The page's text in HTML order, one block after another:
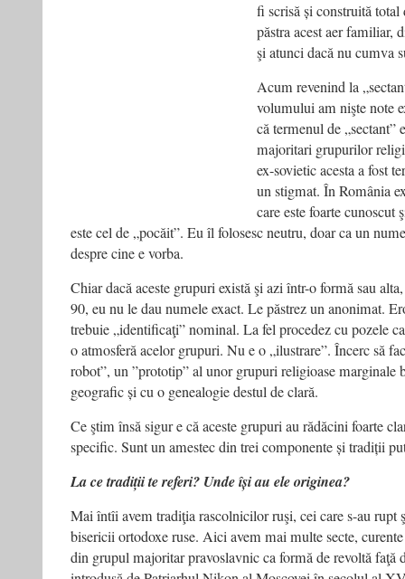
fi scrisă și construită
păstra acest aer familiar,
şi atunci dacă nu cumva
Acum revenind la
volumului am nişte note
că termenul de „sectant”
majoritari grupurilor
ex-sovietic acesta a fost
un stigmat. În România
care este foarte cunoscut
este cel de „pocăit”. Eu îl folosesc neutru, doar ca un
despre cine e vorba.
Chiar dacă aceste grupuri există şi azi într-o formă sau
90, eu nu le dau numele exact. Le păstrez un anonimat.
trebuie „identificaţi” nominal. La fel procedez cu pozele
o atmosferă acelor grupuri. Nu e o „ilustrare”. Încerc să
robot”, un ”prototip” al unor grupuri religioase marginale
geografic și cu o genealogie destul de clară.
Ce ştim însă sigur e că aceste grupuri au rădăcini foarte
specific. Sunt un amestec din trei componente și tradiții
La ce tradiții te referi? Unde își au ele originea?
Mai întîi avem tradiţia rascolnicilor ruşi, cei care s-au rupt
bisericii ortodoxe ruse. Aici avem mai multe secte,
din grupul majoritar pravos­lavnic ca formă de revoltă faţă